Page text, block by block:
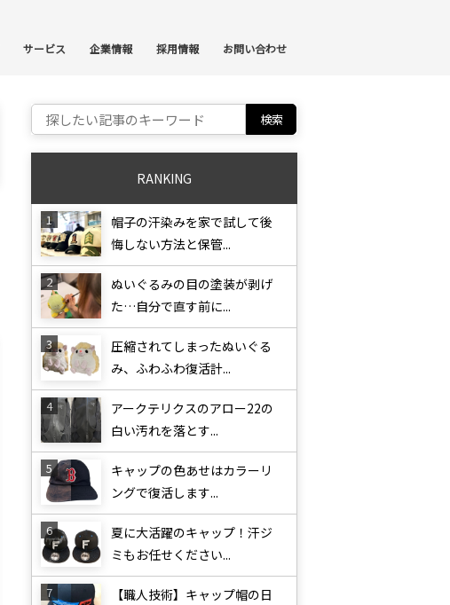
サービス 企業情報 採用情報 お問い合わせ
Search for:
RANKING
帽子の汗染みを家で試して後
悔しない方法と保管...
ぬいぐるみの目の塗装が剥げ
た…自分で直す前に...
圧縮されてしまったぬいぐる
み、ふわふわ復活計...
アークテリクスのアロー22の
白い汚れを落とす...
キャップの色あせはカラーリ
ングで復活します...
夏に大活躍のキャップ！汗ジ
ミもお任せください...
【職人技術】キャップ帽の日